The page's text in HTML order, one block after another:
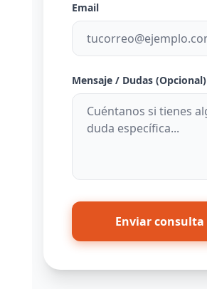
Email
Mensaje / Dudas (Opcional)
Enviar consulta